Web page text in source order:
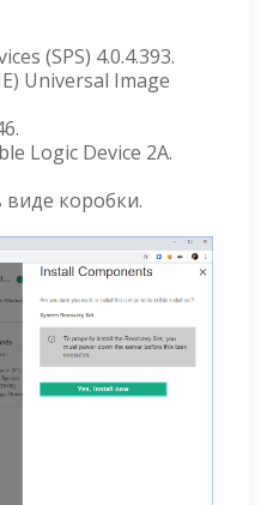
(SPS) 4.0.4.393.
Universal Image
Logic Device 2A.
коробки.